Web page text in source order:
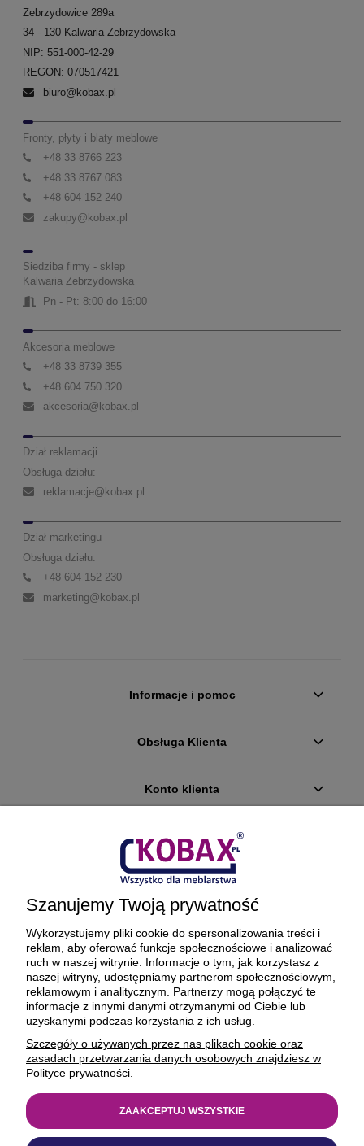
Zebrzydowice 289a
34 - 130 Kalwaria Zebrzydowska
NIP: 551-000-42-29
REGON: 070517421
biuro@kobax.pl
Fronty, płyty i blaty meblowe
+48 33 8766 223
+48 33 8767 083
+48 604 152 240
zakupy@kobax.pl
Siedziba firmy - sklep
Kalwaria Zebrzydowska
Pn - Pt: 8:00 do 16:00
Akcesoria meblowe
+48 33 8739 355
+48 604 750 320
akcesoria@kobax.pl
Dział reklamacji
Obsługa działu:
reklamacje@kobax.pl
Dział marketingu
Obsługa działu:
+48 604 152 230
marketing@kobax.pl
Informacje i pomoc
Obsługa Klienta
Konto klienta
Płatności i dostawa
Ciekawostki
O firmie
BEZPIECZNE PŁATNOŚCI ORAZ DOSTAWA
Szanujemy Twoją prywatność
Wykorzystujemy pliki cookie do spersonalizowania treści i
reklam, aby oferować funkcje społecznościowe i analizować
ruch w naszej witrynie. Informacje o tym, jak korzystasz z
naszej witryny, udostępniamy partnerom społecznościowym,
reklamowym i analitycznym. Partnerzy mogą połączyć te
informacje z innymi danymi otrzymanymi od Ciebie lub
uzyskanymi podczas korzystania z ich usług.
Szczegóły o używanych przez nas plikach cookie oraz
zasadach przetwarzania danych osobowych znajdziesz w
Polityce prywatności.
ZAAKCEPTUJ WSZYSTKIE